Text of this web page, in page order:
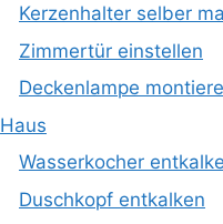
Kerzenhalter selber
Zimmertür einstellen
Deckenlampe
Haus
Wasserkocher
Duschkopf entkalken